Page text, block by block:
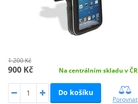
1 200 Kč
900 Kč Na centrálním skladu v ČR
Do košíku
Porovnat